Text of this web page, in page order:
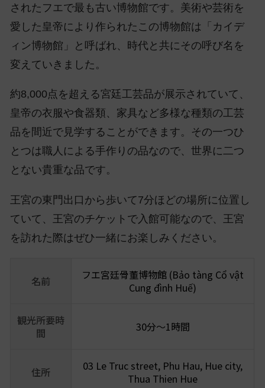
されたフエで最も古い博物館です。美術や芸術を
愛した皇帝により作られたこの博物館は「カイデ
ィン博物館」と呼ばれ、時代と共にその呼び名を
変えていきました。
約8,000点を超える宮廷工芸品が展示されていて、
皇帝の衣服や食器類、家具など多様な種類の工芸
品を間近で見学することができます。その一つひ
とつは職人による手作りの品なので、世界に二つ
とない貴重な品です。
王宮の東門出口から歩いて7分ほどの場所に位置し
ていて、王宮のチケットで入館可能なので、王宮
を訪れた際はぜひ一緒にお楽しみください。
名前
フエ宮廷骨董博物館 (Bảo tàng Cổ vật
Cung đình Huế)
観光所要時
間
30分〜1時間
住所
03 Le Truc street, Phu Hau, Hue city,
Thua Thien Hue